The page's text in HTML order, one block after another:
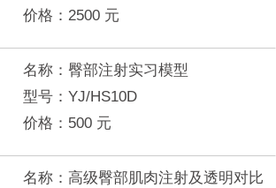
价格：2500 元
名称：臀部注射实习模型
型号：YJ/HS10D
价格： 500 元
名称： 高级臀部肌肉注射及透明对比